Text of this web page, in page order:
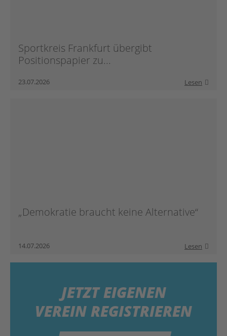
Sportkreis Frankfurt übergibt
Positionspapier zu...
23.07.2026 Lesen
„Demokratie braucht keine Alternative“
14.07.2026 Lesen
JETZTEIGENEN
VEREIN REGISTRIEREN